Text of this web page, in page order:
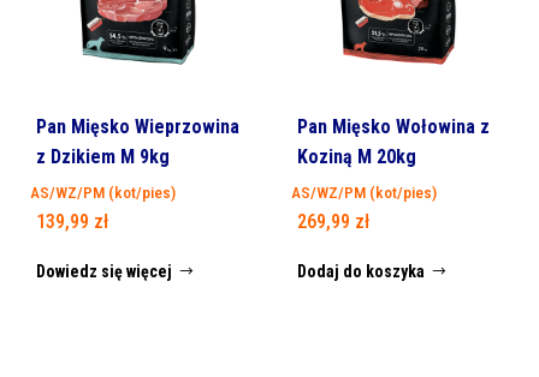
Pan Mięsko Wieprzowina
z Dzikiem M 9kg
AS/WZ/PM (kot/pies)
139,99 zł
Dowiedz się więcej
Pan Mięsko Wołowina z
Koziną M 20kg
AS/WZ/PM (kot/pies)
269,99 zł
Dodaj do koszyka